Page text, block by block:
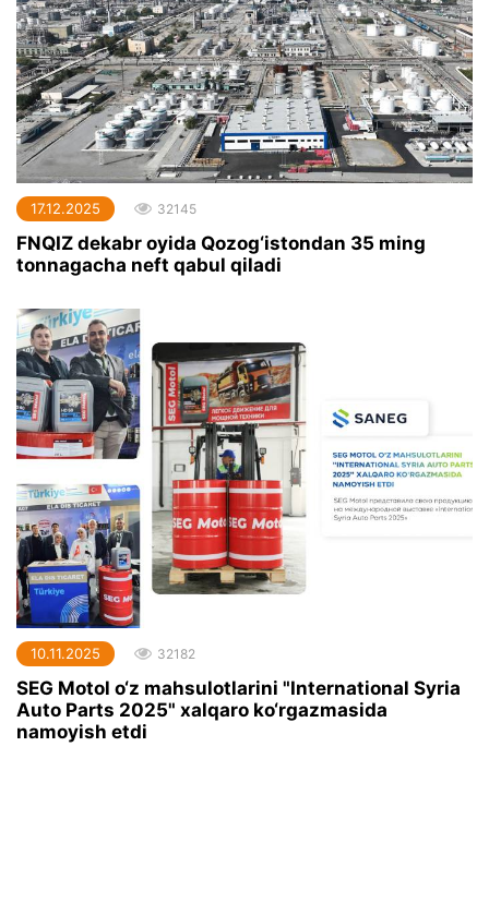
17.12.2025 32145
FNQIZ dekabr oyida Qozog‘istondan 35 ming
tonnagacha neft qabul qiladi
10.11.2025 32182
SEG Motol o‘z mahsulotlarini "International Syria
Auto Parts 2025" xalqaro ko‘rgazmasida
namoyish etdi